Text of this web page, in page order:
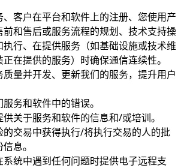
客户在平台和软件上的注册、您使用产
前和售后或服务流程的规划、技术支持操
行、在提供服务（如基础设施或技术维
在提供的服务）时确保通信连续性。
量并开发、更新我们的服务，提升用户
务和软件中的错误。
关于服务和软件的信息和/或培训。
的交易中获得执行/将执行交易的人的批
息。
系统中遇到任何问题时提供电子远程支